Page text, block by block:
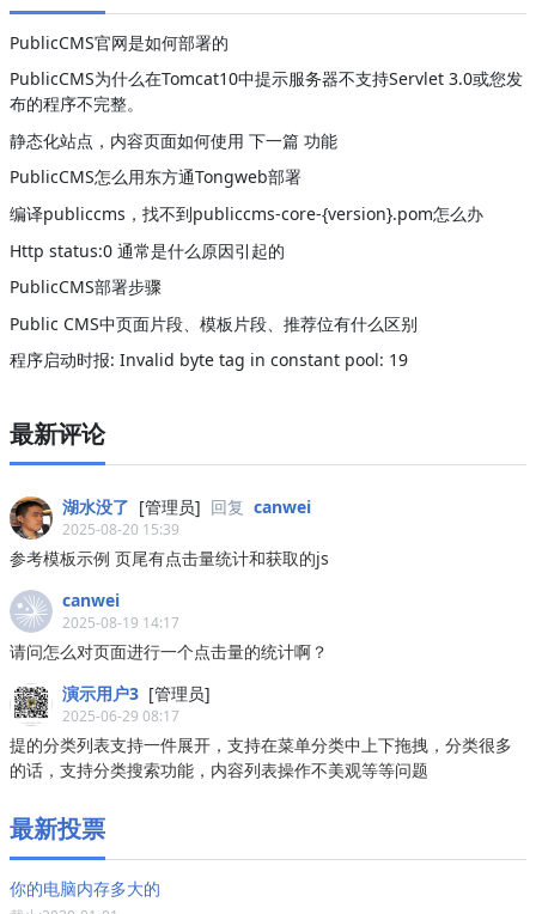
PublicCMS官网是如何部署的
PublicCMS为什么在Tomcat10中提示服务器不支持Servlet 3.0或您发
布的程序不完整。
静态化站点，内容页面如何使用 下一篇 功能
PublicCMS怎么用东方通Tongweb部署
编译publiccms，找不到publiccms-core-{version}.pom怎么办
Http status:0 通常是什么原因引起的
PublicCMS部署步骤
Public CMS中页面片段、模板片段、推荐位有什么区别
程序启动时报: Invalid byte tag in constant pool: 19
最新评论
湖水没了 [管理员] 回复 canwei
2025-08-20 15:39
参考模板示例 页尾有点击量统计和获取的js
canwei
2025-08-19 14:17
请问怎么对页面进行一个点击量的统计啊？
演示用户3 [管理员]
2025-06-29 08:17
提的分类列表支持一件展开，支持在菜单分类中上下拖拽，分类很多
的话，支持分类搜索功能，内容列表操作不美观等等问题
最新投票
你的电脑内存多大的